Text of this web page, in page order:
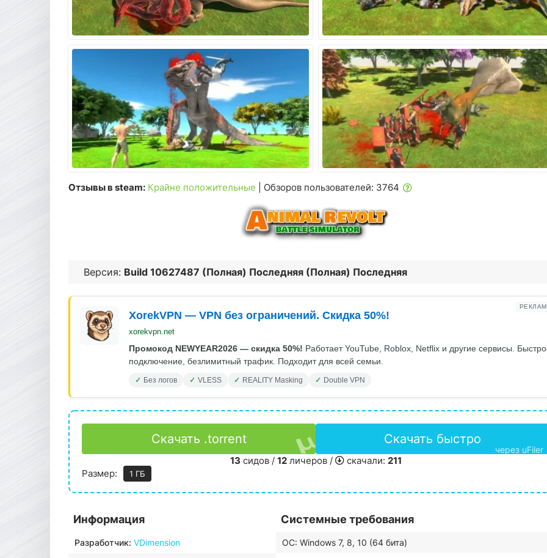
Отзывы в steam: Крайне положительные | Обзоров пользователей: 3764
Версия: Build 10627487 (Полная) Последняя (Полная) Последняя
XorekVPN — VPN без ограничений. Скидка 50%!
xorekvpn.net
Промокод NEWYEAR2026 — скидка 50%! Работает YouTube, Roblox, Netflix и другие сервисы.
подключение, безлимитный трафик. Подходит для всей семьи.
Без логов VLESS REALITY Masking Double VPN
Скачать .torrent Скачать быстро
через uFiler
13 сидов / 12личеров / скачали: 211
Размер:
1 ГБ
Информация
Разработчик: VDimension
Системные требования
ОС: Windows 7, 8, 10 (64 бита)